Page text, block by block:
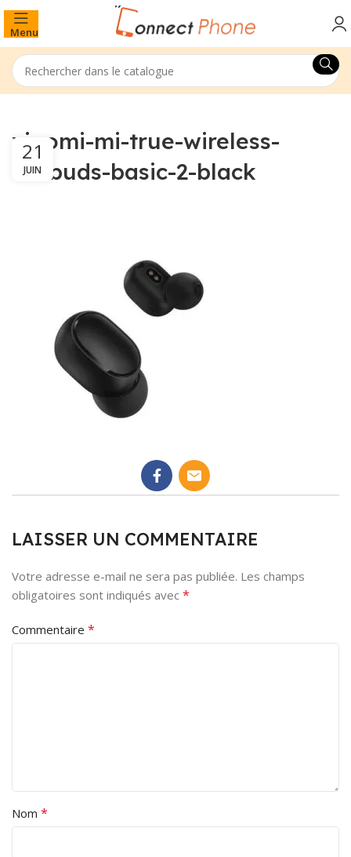
Menu
xiaomi-mi-true-wireless-
earbuds-basic-2-black
21
JUIN
LAISSER UN COMMENTAIRE
Votre adresse e-mail ne sera pas publiée. Les champs
obligatoires sont indiqués avec *
Commentaire *
Nom *